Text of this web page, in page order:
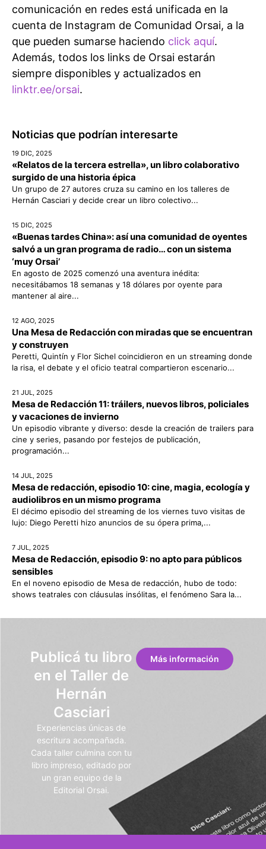
comunicación en redes está unificada en la
cuenta de Instagram de Comunidad Orsai, a la
que pueden sumarse haciendo click aquí.
Además, todos los links de Orsai estarán
siempre disponibles y actualizados en
linktr.ee/orsai.
Noticias que podrían interesarte
19 DIC, 2025
«Relatos de la tercera estrella», un libro colaborativo
surgido de una historia épica
Un grupo de 27 autores cruza su camino en los talleres de
Hernán Casciari y decide crear un libro colectivo...
15 DIC, 2025
«Buenas tardes China»: así una comunidad de oyentes
salvó a un gran programa de radio… con un sistema
‘muy Orsai’
En agosto de 2025 comenzó una aventura inédita:
necesitábamos 18 semanas y 18 dólares por oyente para
mantener al aire...
12 AGO, 2025
Una Mesa de Redacción con miradas que se encuentran
y construyen
Peretti, Quintín y Flor Sichel coincidieron en un streaming donde
la risa, el debate y el oficio teatral compartieron escenario...
21 JUL, 2025
Mesa de Redacción 11: tráilers, nuevos libros, policiales
y vacaciones de invierno
Un episodio vibrante y diverso: desde la creación de trailers para
cine y series, pasando por festejos de publicación,
programación...
14 JUL, 2025
Mesa de redacción, episodio 10: cine, magia, ecología y
audiolibros en un mismo programa
El décimo episodio del streaming de los viernes tuvo visitas de
lujo: Diego Peretti hizo anuncios de su ópera prima,...
7 JUL, 2025
Mesa de Redacción, episodio 9: no apto para públicos
sensibles
En el noveno episodio de Mesa de redacción, hubo de todo:
shows teatrales con cláusulas insólitas, el fenómeno Sara la...
Publicá tu libro
en el Taller de
Hernán
Casciari
Experiencias únicas de
escritura acompañada.
Cada taller culmina con tu
libro impreso, editado por
un gran equipo de la
Editorial Orsai.
Más información